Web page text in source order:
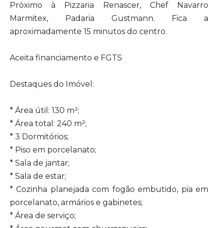
Próximo à Pizzaria Renascer, Chef Navarro
Marmitex, Padaria Gustmann. Fica a
aproximadamente 15 minutos do centro.
Aceita financiamento e FGTS
Destaques do Imóvel:
* Área útil: 130 m²;
* Área total: 240 m²;
* 3 Dormitórios;
* Piso em porcelanato;
* Sala de jantar;
* Sala de estar;
* Cozinha planejada com fogão embutido, pia em
porcelanato, armários e gabinetes;
* Área de serviço;